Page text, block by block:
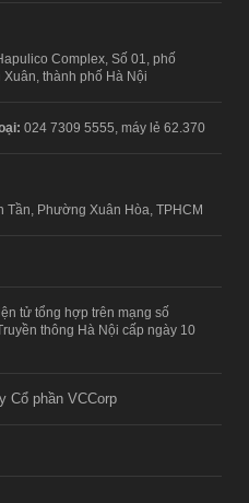
Complex, Số 01, phố
thành phố Hà Nội
024 7309 5555, máy lẻ 62.370
Tần, Phường Xuân Hòa, TPHCM
tử tổng hợp trên mạng số
thông Hà Nội cấp ngày 10
Cổ phần VCCorp